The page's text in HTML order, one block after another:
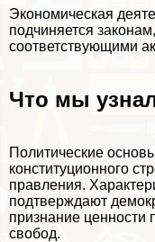
Экономическая
подчиняется
соответствующими
Что мы
Политические
конституционного
правления.
подтверждают
признание ценности
свобод.